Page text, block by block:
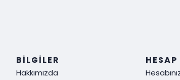
Güvenlik: Kayak yaparken güvenliğiniz bizim
Müşteri Memnuniyeti: Sizin tatmin olmanız
ediyoruz!
BILGILER
Hakkımızda
HESAP